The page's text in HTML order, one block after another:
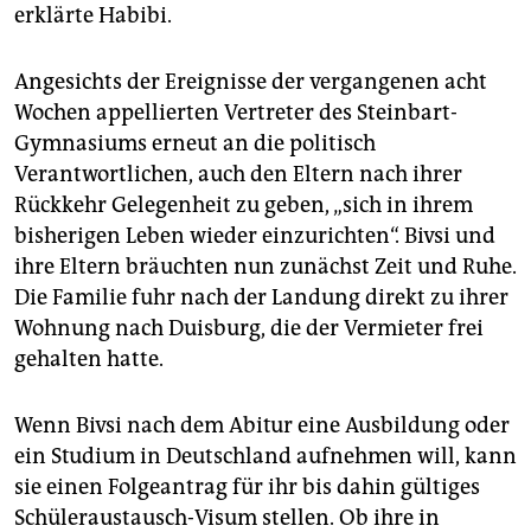
erklärte Habibi.
Angesichts der Ereignisse der vergangenen acht
Wochen appellierten Vertreter des Steinbart-
Gymnasiums erneut an die politisch
Verantwortlichen, auch den Eltern nach ihrer
Rückkehr Gelegenheit zu geben, „sich in ihrem
bisherigen Leben wieder einzurichten“. Bivsi und
ihre Eltern bräuchten nun zunächst Zeit und Ruhe.
Die Familie fuhr nach der Landung direkt zu ihrer
Wohnung nach Duisburg, die der Vermieter frei
gehalten hatte.
Wenn Bivsi nach dem Abitur eine Ausbildung oder
ein Studium in Deutschland aufnehmen will, kann
sie einen Folgeantrag für ihr bis dahin gültiges
Schüleraustausch-Visum stellen. Ob ihre in